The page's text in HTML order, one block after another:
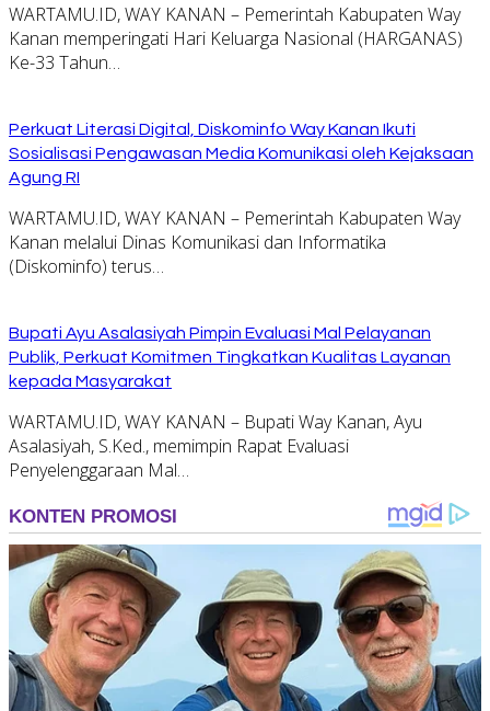
WARTAMU.ID, WAY KANAN – Pemerintah Kabupaten Way
Kanan memperingati Hari Keluarga Nasional (HARGANAS)
Ke-33 Tahun…
Perkuat Literasi Digital, Diskominfo Way Kanan Ikuti
Sosialisasi Pengawasan Media Komunikasi oleh Kejaksaan
Agung RI
WARTAMU.ID, WAY KANAN – Pemerintah Kabupaten Way
Kanan melalui Dinas Komunikasi dan Informatika
(Diskominfo) terus…
Bupati Ayu Asalasiyah Pimpin Evaluasi Mal Pelayanan
Publik, Perkuat Komitmen Tingkatkan Kualitas Layanan
kepada Masyarakat
WARTAMU.ID, WAY KANAN – Bupati Way Kanan, Ayu
Asalasiyah, S.Ked., memimpin Rapat Evaluasi
Penyelenggaraan Mal…